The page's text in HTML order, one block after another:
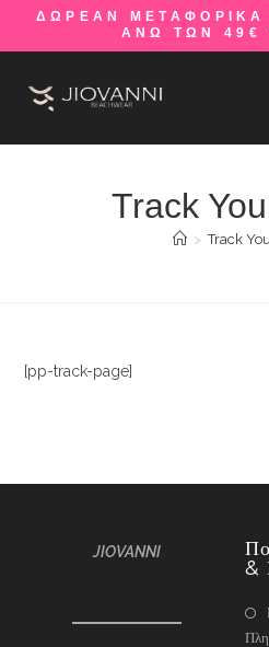
ΔΩΡΕΑΝ ΜΕΤΑΦΟΡΙΚΑ
ΑΝΩ ΤΩΝ 49€
Track
> Track
[pp-track-page]
JIOVANNI
&